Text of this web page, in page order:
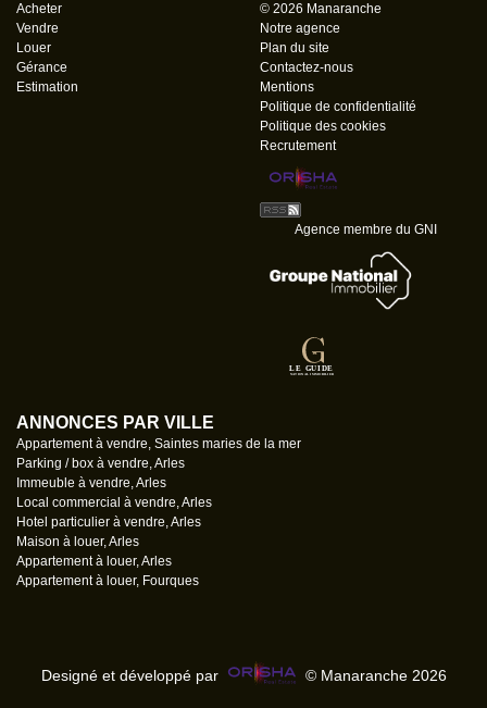
Acheter
Vendre
Louer
Gérance
Estimation
© 2026 Manaranche
Notre agence
Plan du site
Contactez-nous
Mentions
Politique de confidentialité
Politique des cookies
Recrutement
Agence membre du GNI
ANNONCES PAR VILLE
Appartement à vendre, Saintes maries de la mer
Parking / box à vendre, Arles
Immeuble à vendre, Arles
Local commercial à vendre, Arles
Hotel particulier à vendre, Arles
Maison à louer, Arles
Appartement à louer, Arles
Appartement à louer, Fourques
Designé et développé par © Manaranche 2026